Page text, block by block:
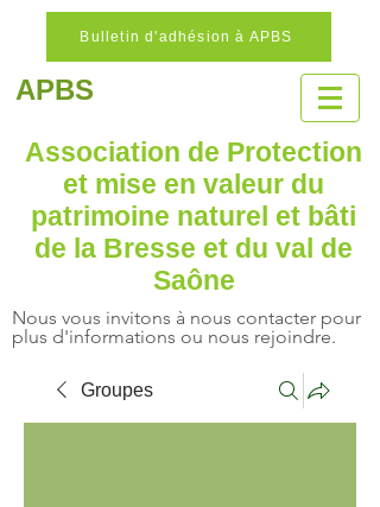
Bulletin d'adhésion à APBS
APBS
Association de Protection
et mise en valeur du
patrimoine naturel et bâti
de la Bresse et du val de
Saône
Nous vous invitons à nous contacter pour
plus d'informations ou nous rejoindre.
Groupes